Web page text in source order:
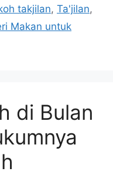
takjilan, Ta'jilan,
Makan untuk
di Bulan